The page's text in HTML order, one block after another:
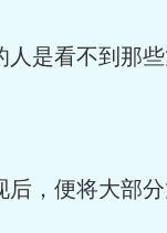
是看不到那
便将大部分